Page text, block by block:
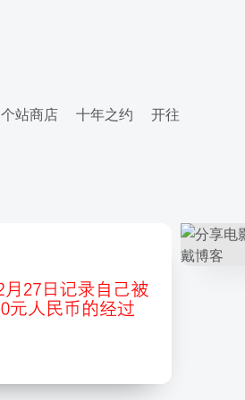
个站商店 十年之约 开往